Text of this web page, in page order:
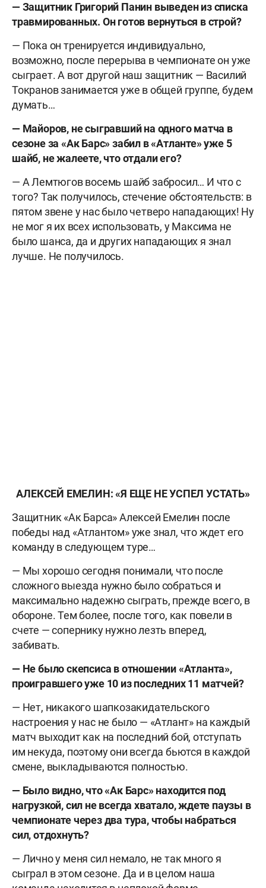
— Защитник Григорий Панин выведен из списка
травмированных. Он готов вернуться в строй?
— Пока он тренируется индивидуально,
возможно, после перерыва в чемпионате он уже
сыграет. А вот другой наш защитник — Василий
Токранов занимается уже в общей группе, будем
думать…
— Майоров, не сыгравший на одного матча в
сезоне за «Ак Барс» забил в «Атланте» уже 5
шайб, не жалеете, что отдали его?
— А Лемтюгов восемь шайб забросил… И что с
того? Так получилось, стечение обстоятельств: в
пятом звене у нас было четверо нападающих! Ну
не мог я их всех использовать, у Максима не
было шанса, да и других нападающих я знал
лучше. Не получилось.
АЛЕКСЕЙ ЕМЕЛИН: «Я ЕЩЕ НЕ УСПЕЛ УСТАТЬ»
Защитник «Ак Барса» Алексей Емелин после
победы над «Атлантом» уже знал, что ждет его
команду в следующем туре…
— Мы хорошо сегодня понимали, что после
сложного выезда нужно было собраться и
максимально надежно сыграть, прежде всего, в
обороне. Тем более, после того, как повели в
счете — сопернику нужно лезть вперед,
забивать.
— Не было скепсиса в отношении «Атланта»,
проигравшего уже 10 из последних 11 матчей?
— Нет, никакого шапкозакидательского
настроения у нас не было — «Атлант» на каждый
матч выходит как на последний бой, отступать
им некуда, поэтому они всегда бьются в каждой
смене, выкладываются полностью.
— Было видно, что «Ак Барс» находится под
нагрузкой, сил не всегда хватало, ждете паузы в
чемпионате через два тура, чтобы набраться
сил, отдохнуть?
— Лично у меня сил немало, не так много я
сыграл в этом сезоне. Да и в целом наша